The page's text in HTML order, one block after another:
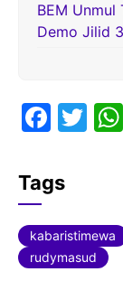
BEM
Demo Jilid
F
c
e
b
o
T
Tags
kabaristimewa
rudymasud